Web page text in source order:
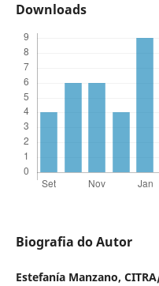
Downloads
Biografia do Autor
Estefanía Manzano,